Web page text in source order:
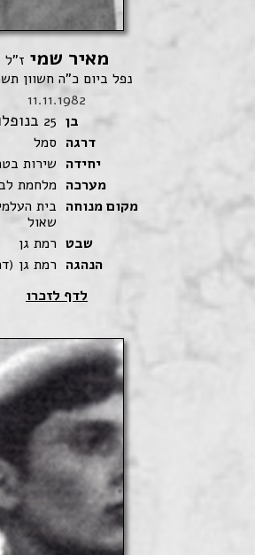
מאיר שמי ז"ל
נפל ביום כ"ה חשוון
11.11.1982
בן 25
דרגה סמל
יחידה שירות
מערכה מלחמת
מקום מנוחה בית
שאול
שבט רמת גן
הנהגה רמת גן
לדף לזכרו